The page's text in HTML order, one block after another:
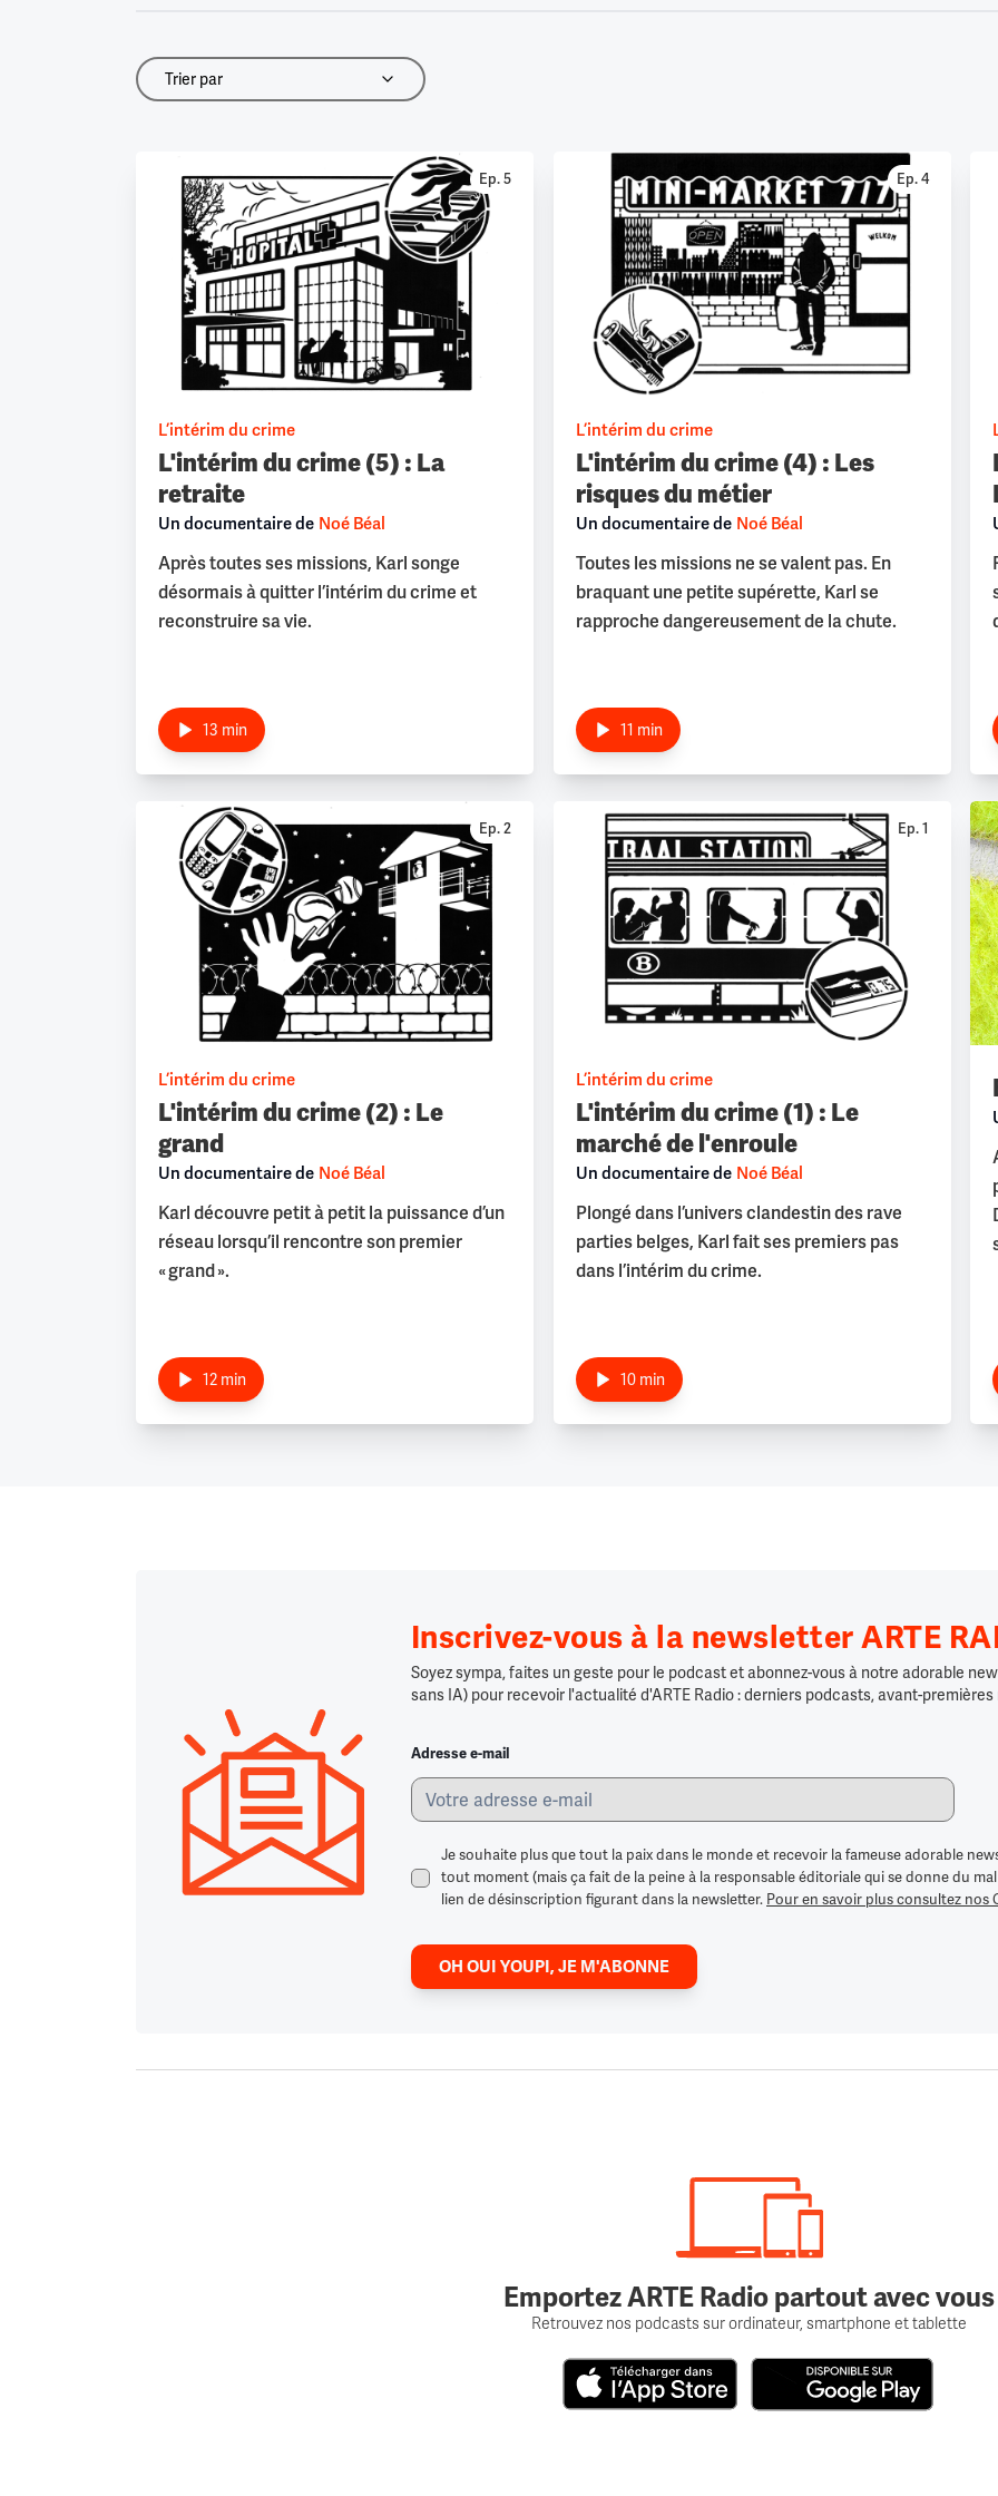
Trier par
Trier par
Ep. 5
L'intérim du crime (5) : La
retraite
L’intérim du crime
Un documentaire de Noé Béal
Après toutes ses missions, Karl songe
désormais à quitter l’intérim du crime et
reconstruire sa vie.
13 min
Ep. 4
L'intérim du crime (4) : Les
risques du métier
L’intérim du crime
Un documentaire de Noé Béal
Toutes les missions ne se valent pas. En
braquant une petite supérette, Karl se
rapproche dangereusement de la chute.
11 min
Ep. 2
L'intérim du crime (2) : Le
grand
L’intérim du crime
Un documentaire de Noé Béal
Karl découvre petit à petit la puissance d’un
réseau lorsqu’il rencontre son premier
« grand ».
12 min
Ep. 1
L'intérim du crime (1) : Le
marché de l'enroule
L’intérim du crime
Un documentaire de Noé Béal
Plongé dans l’univers clandestin des rave
parties belges, Karl fait ses premiers pas
dans l’intérim du crime.
10 min
Inscrivez-vous à la newsletter ARTE
Soyez sympa, faites un geste pour le podcast et abonnez-vous à notre adorable
sans IA) pour recevoir l'actualité d'ARTE Radio : derniers podcasts, avant-
Adresse e-mail
Je souhaite plus que tout la paix dans le monde et recevoir la fameuse adorable
tout moment (mais ça fait de la peine à la responsable éditoriale qui se donne du
lien de désinscription figurant dans la newsletter. Pour en savoir plus consultez nos
OH OUI YOUPI, JE M'ABONNE
Emportez ARTE Radio partout avec vous
Retrouvez nos podcasts sur ordinateur, smartphone et tablette